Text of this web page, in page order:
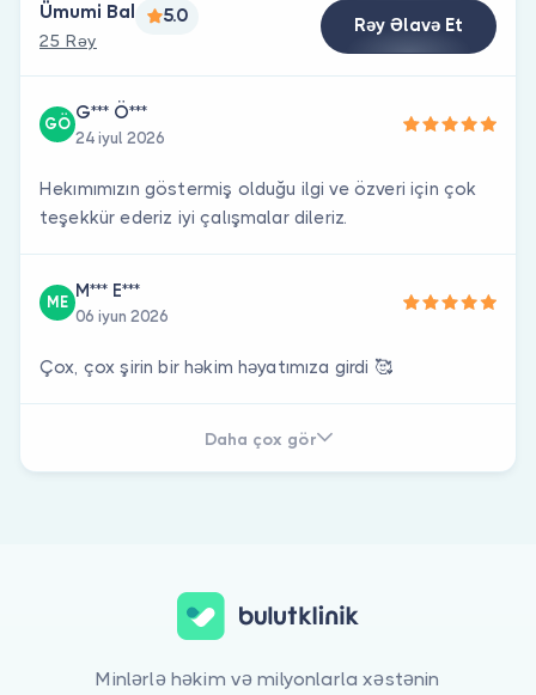
Ümumi Bal
25 Rəy
5.0 Rəy Əlavə Et
GÖ
G*** Ö***
24 iyul 2026
Hekımımızın göstermiş olduğu ilgi ve özveri için çok
teşekkür ederiz iyi çalışmalar dileriz.
ME
M*** E***
06 iyun 2026
Çox, çox şirin bir həkim həyatımıza girdi 🥰
Daha çox gör
Minlərlə həkim və milyonlarla xəstənin